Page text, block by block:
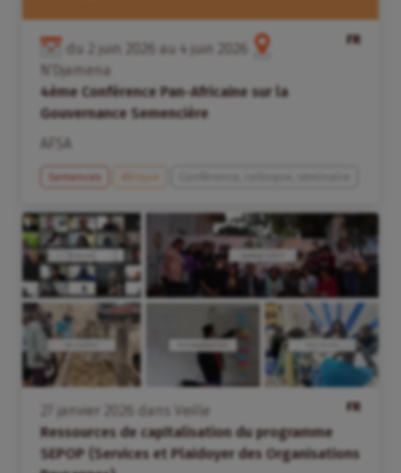
FR
du juin au 4 juin
N'Djamena
4ème Conférence Pan-Africaine sur la
Gouvernance Semencière
AFSA
Semences Afrique
FR
janvier dans
Veille
Ressources de capitalisation du programme
SEPOP (Services et Plaidoyer des Organisations